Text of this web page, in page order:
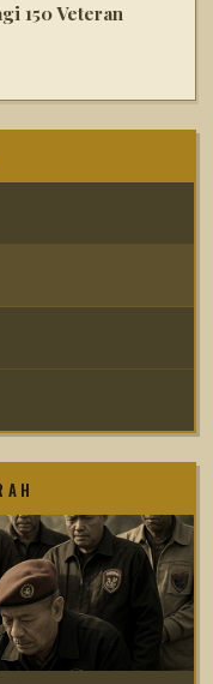
150 Veteran